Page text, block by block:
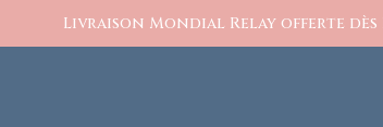
Livraison Mondial Relay offerte dès